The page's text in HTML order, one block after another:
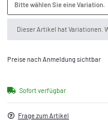
Bitte wählen Sie eine Variation.
xDieser Artikel hat Variationen.
Preise nach Anmeldung sichtbar
Sofort verfügbar
Frage zum Artikel